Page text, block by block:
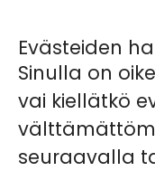
Evästeiden
Sinulla on
vai kiellätkö
seuraavalla